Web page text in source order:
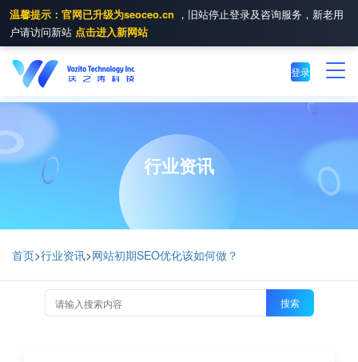
温馨提示：官网已升级为seoceo.cn ，旧站停止登录及咨询服务，新老用
户请访问新站 点击进入新网站
登录
行业资讯
首页>行业资讯>网站初期SEO优化该如何做？
搜索